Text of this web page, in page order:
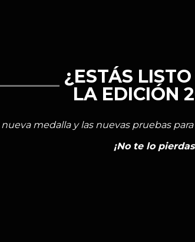
¿ESTÁS
LA EDICIÓN
nueva medalla y las nuevas pruebas
¡No te lo